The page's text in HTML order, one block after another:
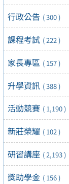
行政公告 ( 300 )
課程考試 ( 222 )
家長專區 ( 157 )
升學資訊 ( 388 )
活動競賽 ( 1,190 )
新莊榮耀 ( 102 )
研習講座 ( 2,193 )
獎助學金 ( 156 )